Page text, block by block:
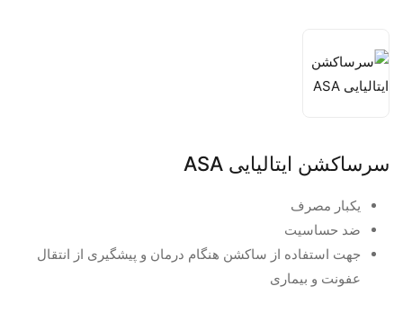
سرساکشن ایتالیایی ASA
یکبار مصرف
ضد حساسیت
جهت استفاده از ساکشن هنگام درمان و پیشگیری از انتقال
عفونت و بیماری